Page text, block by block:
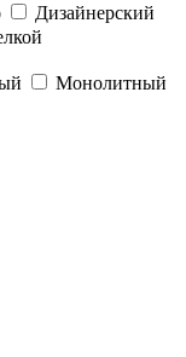
Дизайнерский
Монолитный